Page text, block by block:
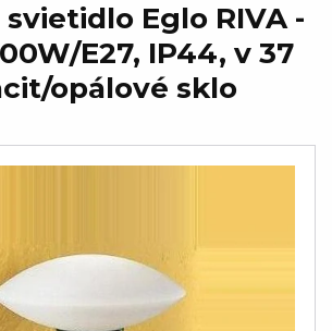
Eglo RIVA -
E27, IP44, v 37
opálové sklo